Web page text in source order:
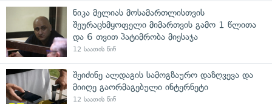
ნიკა მელიას მოსამართლისთვის
შეურაცხმყოფელი მიმართვის გამო 1 წლითა
და 6 თვით პატიმრობა მიესაჯა
12 საათის წინ
შეიძინე ალდაგის სამოგზაურო დაზღვევა და
მიიღე გაორმაგებული ინტერნეტი
12 საათის წინ